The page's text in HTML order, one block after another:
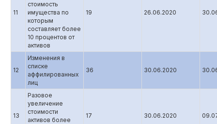
11
стоимость
имущества по
которым
составляет более
10 процентов от
активов
19 26.06.2020
12
Изменения в
списке
аффилированных
лиц
36 30.06.2020
13
Разовое
увеличение
стоимости
активов более
17 30.06.2020